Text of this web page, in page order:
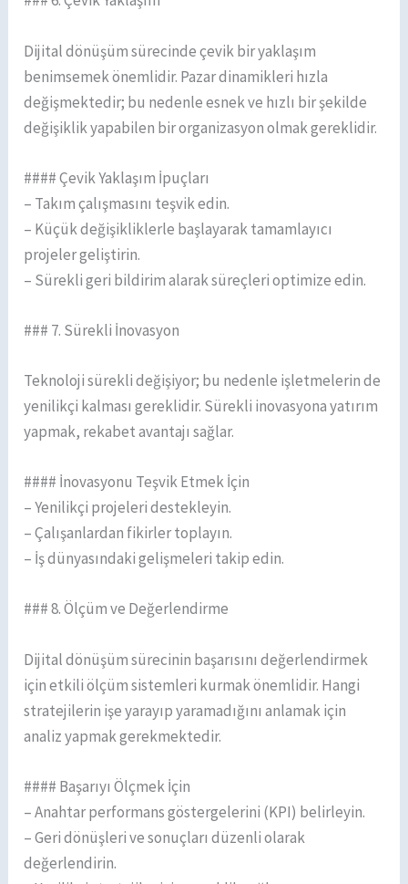
Dijital dönüşüm sürecinde çevik bir yaklaşım
benimsemek önemlidir. Pazar dinamikleri hızla
değişmektedir; bu nedenle esnek ve hızlı bir şekilde
değişiklik yapabilen bir organizasyon olmak gereklidir.
#### Çevik Yaklaşım İpuçları
– Takım çalışmasını teşvik edin.
– Küçük değişikliklerle başlayarak tamamlayıcı
projeler geliştirin.
– Sürekli geri bildirim alarak süreçleri optimize edin.
### 7. Sürekli İnovasyon
Teknoloji sürekli değişiyor; bu nedenle işletmelerin de
yenilikçi kalması gereklidir. Sürekli inovasyona yatırım
yapmak, rekabet avantajı sağlar.
#### İnovasyonu Teşvik Etmek İçin
– Yenilikçi projeleri destekleyin.
– Çalışanlardan fikirler toplayın.
– İş dünyasındaki gelişmeleri takip edin.
### 8. Ölçüm ve Değerlendirme
Dijital dönüşüm sürecinin başarısını değerlendirmek
için etkili ölçüm sistemleri kurmak önemlidir. Hangi
stratejilerin işe yarayıp yaramadığını anlamak için
analiz yapmak gerekmektedir.
#### Başarıyı Ölçmek İçin
– Anahtar performans göstergelerini (KPI) belirleyin.
– Geri dönüşleri ve sonuçları düzenli olarak
değerlendirin.